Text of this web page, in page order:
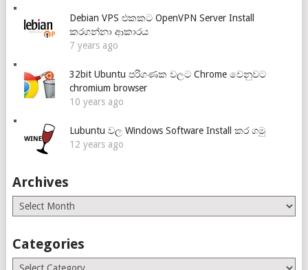
Debian VPS එකකට OpenVPN Server Install
කරගන්නා ආකාරය
7 years ago
32bit Ubuntu පරිගණක වලට Chrome වෙනුවට
chromium browser
10 years ago
Lubuntu වල Windows Software Install කර ගමු
12 years ago
Archives
Archives
Categories
Categories